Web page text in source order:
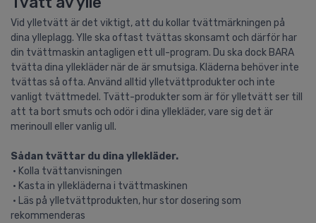
Vid ylletvätt är det viktigt, att du kollar tvättmärkningen på
dina ylleplagg. Ylle ska oftast tvättas skonsamt och därför har
din tvättmaskin antagligen ett ull-program. Du ska dock BARA
tvätta dina yllekläder när de är smutsiga. Kläderna behöver inte
tvättas så ofta. Använd alltid ylletvättprodukter och inte
vanligt tvättmedel. Tvätt-produkter som är för ylletvätt ser till
att ta bort smuts och odör i dina yllekläder, vare sig det är
merinoull eller vanlig ull.
Sådan tvättar du dina yllekläder.
• Kolla tvättanvisningen
• Kasta in yllekläderna i tvättmaskinen
• Läs på ylletvättprodukten, hur stor dosering som
rekommenderas